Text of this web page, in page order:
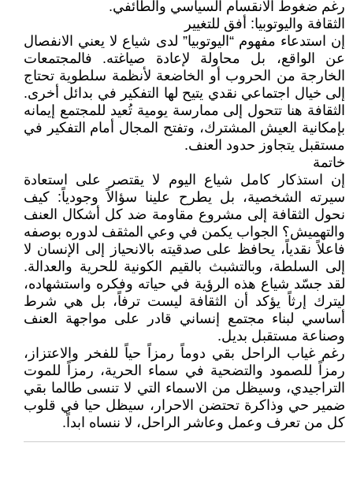
رغم ضغوط الانقسام السياسي والطائفي.
الثقافة واليوتوبيا: أفق للتغيير
إن استدعاء مفهوم “اليوتوبيا” لدى شياع لا يعني الانفصال
عن الواقع، بل محاولة لإعادة صياغته. فالمجتمعات
الخارجة من الحروب أو الخاضعة لأنظمة سلطوية تحتاج
إلى خيال اجتماعي نقدي يتيح لها التفكير في بدائل أخرى.
الثقافة هنا تتحول إلى ممارسة يومية تُعيد للمجتمع إيمانه
بإمكانية العيش المشترك، وتفتح المجال أمام التفكير في
مستقبل يتجاوز حدود العنف.
خاتمة
إن استذكار كامل شياع اليوم لا يقتصر على استعادة
سيرته الشخصية، بل يطرح علينا سؤالاً وجودياً: كيف
نحول الثقافة إلى مشروع مقاومة ضد كل أشكال العنف
والتهميش؟ الجواب يكمن في وعي المثقف لدوره بوصفه
فاعلاً نقدياً، يحافظ على صدقيته بالانحياز إلى الإنسان لا
إلى السلطة، وبالتشبث بالقيم الكونية للحرية والعدالة.
لقد جسّد شياع هذه الرؤية في حياته وفكره واستشهاده،
ليترك إرثاً يؤكد أن الثقافة ليست ترفاً، بل هي شرط
أساسي لبناء مجتمع إنساني قادر على مواجهة العنف
وصناعة مستقبل بديل.
رغم غياب الراحل بقي دوماً رمزاً حياً للفخر والاعتزاز،
رمزاً للصمود والتضحية في سماء الحرية، رمزاً للموت
التراجيدي، وسيظل من الاسماء التي لا تنسى طالما بقي
ضمير حي وذاكرة تحتضن الاحرار، سيظل حيا في قلوب
كل من تعرف وعمل وعاشر الراحل، لا ننساه ابداً.